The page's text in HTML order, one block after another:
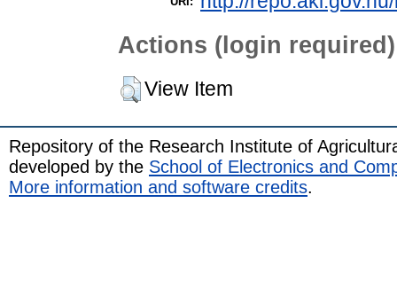
Actions (login required)
View Item
Repository of the Research Institute of
developed by the School of Electronics and
More information and software credits.